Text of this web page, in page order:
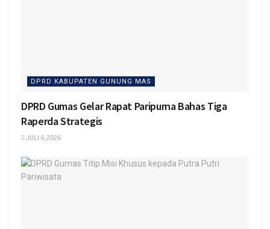
DPRD KABUPATEN GUNUNG MAS
DPRD Gumas Gelar Rapat Paripurna Bahas Tiga
Raperda Strategis
JULI 6, 2026